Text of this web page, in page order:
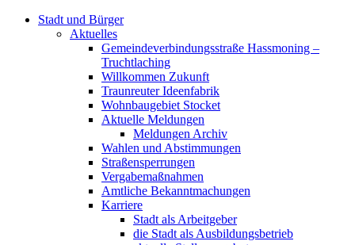
Stadt und Bürger
Aktuelles
Gemeindeverbindungsstraße Hassmoning –
Truchtlaching
Willkommen Zukunft
Traunreuter Ideenfabrik
Wohnbaugebiet Stocket
Aktuelle Meldungen
Meldungen Archiv
Wahlen und Abstimmungen
Straßensperrungen
Vergabemaßnahmen
Amtliche Bekanntmachungen
Karriere
Stadt als Arbeitgeber
die Stadt als Ausbildungsbetrieb